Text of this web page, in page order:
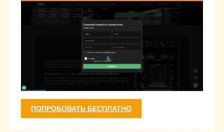
ПОПРОБОВАТЬ БЕСПЛАТНО